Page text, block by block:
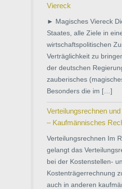
Viereck
► Magisches Viereck
Staates, alle Ziele in
wirtschaftspolitischen
Verträglichkeit zu
der deutschen
zauberisches
Besonders die im […]
Verteilungsrechnen
– Kaufmännisches
Verteilungsrechnen Im
gelangt das
bei der Kostenstellen-
Kostenträgerrechnung
auch in anderen